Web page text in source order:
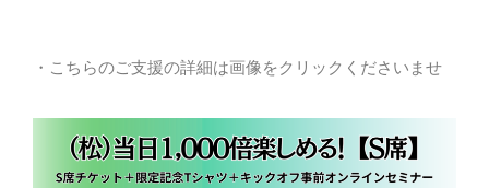
・こちらのご支援の詳細は画像をクリックくださいませ